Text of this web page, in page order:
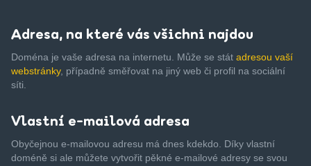
Adresa, na které vás všichni najdou
Doména je vaše adresa na internetu. Může se stát adresou vaší
webstránky, případně směřovat na jiný web či profil na sociální
síti.
Vlastní e-mailová adresa
Obyčejnou e-mailovou adresu má dnes kdekdo. Díky vlastní
doméně si ale můžete vytvořit pěkné e-mailové adresy se svou